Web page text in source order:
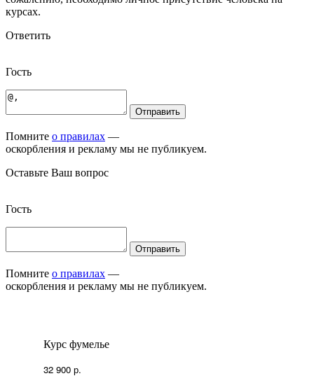
курсах.
Ответить
Гость
Отправить
Помните о правилах —
оскорбления и рекламу мы не публикуем.
Оставьте Ваш вопрос
Гость
Отправить
Помните о правилах —
оскорбления и рекламу мы не публикуем.
Курс фумелье
32 900 р.